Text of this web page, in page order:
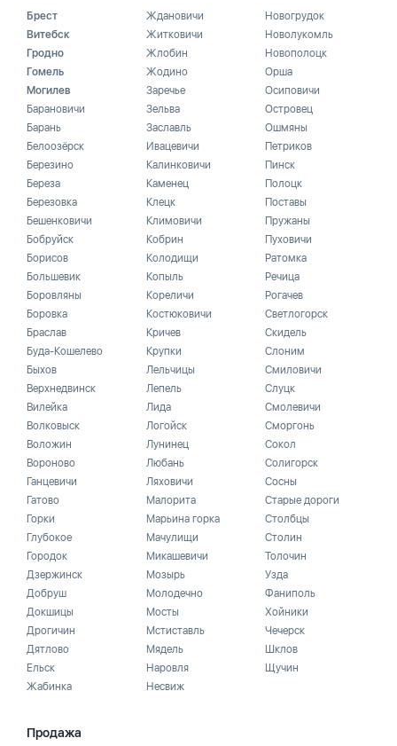
Брест
Витебск
Гродно
Гомель
Могилев
Барановичи
Барань
Белоозёрск
Березино
Береза
Березовка
Бешенковичи
Бобруйск
Борисов
Большевик
Боровляны
Боровка
Браслав
Буда-Кошелево
Быхов
Верхнедвинск
Вилейка
Волковыск
Воложин
Вороново
Ганцевичи
Гатово
Горки
Глубокое
Городок
Дзержинск
Добруш
Докшицы
Дрогичин
Дятлово
Ельск
Жабинка
Ждановичи
Житковичи
Жлобин
Жодино
Заречье
Зельва
Заславль
Ивацевичи
Калинковичи
Каменец
Клецк
Климовичи
Кобрин
Колодищи
Копыль
Кореличи
Костюковичи
Кричев
Крупки
Лельчицы
Лепель
Лида
Логойск
Лунинец
Любань
Ляховичи
Малорита
Марьина горка
Мачулищи
Микашевичи
Мозырь
Молодечно
Мосты
Мстиставль
Мядель
Наровля
Несвиж
Новогрудок
Новолукомль
Новополоцк
Орша
Осиповичи
Островец
Ошмяны
Петриков
Пинск
Полоцк
Поставы
Пружаны
Пуховичи
Ратомка
Речица
Рогачев
Светлогорск
Скидель
Слоним
Смиловичи
Слуцк
Смолевичи
Сморгонь
Сокол
Солигорск
Сосны
Старые дороги
Столбцы
Столин
Толочин
Узда
Фаниполь
Хойники
Чечерск
Шклов
Щучин
Продажа